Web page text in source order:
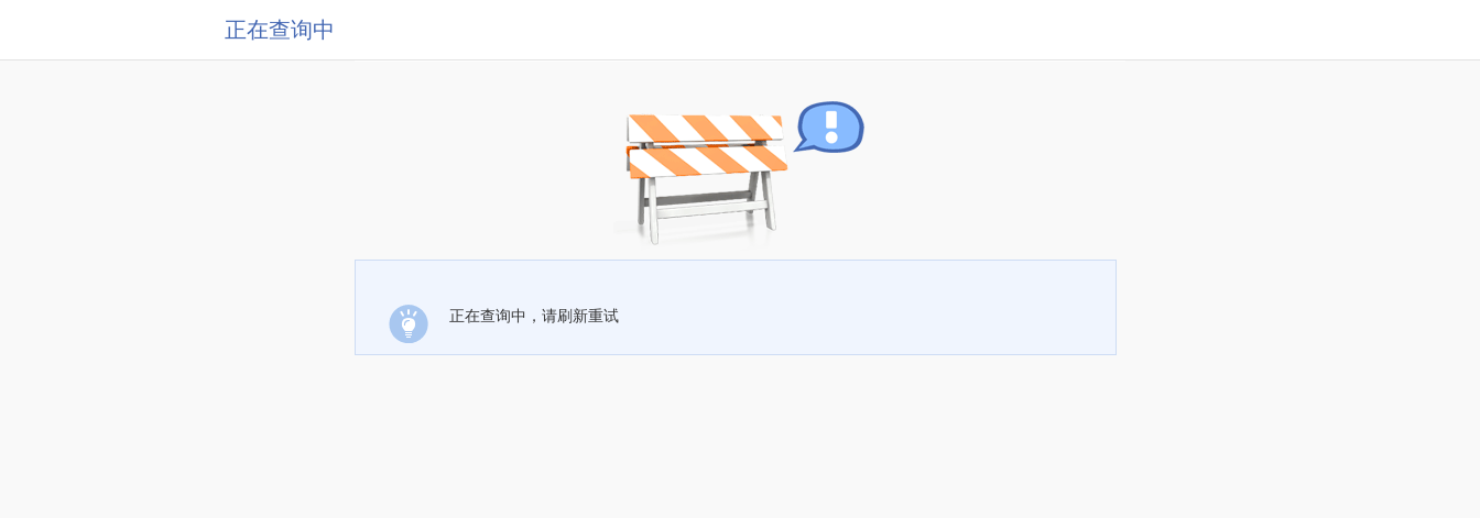
正在查询中
正在查询中，请刷新重试